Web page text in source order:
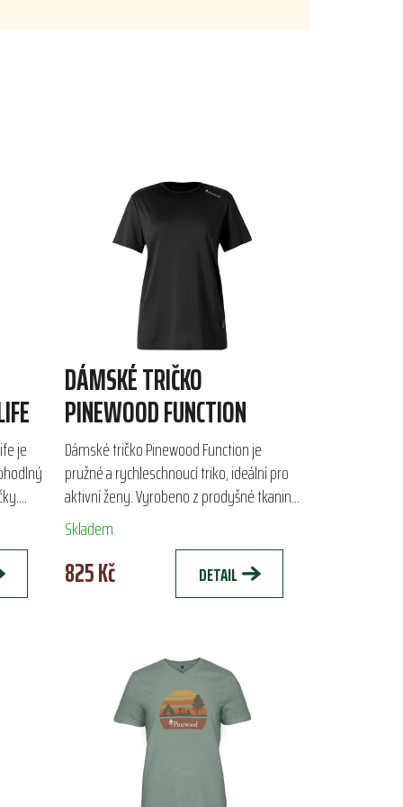
je
DÁMSKÉ TRIČKO
PINEWOOD FUNCTION
Dámské tričko Pinewood Function je
pružné a rychleschnoucí triko, ideální pro
aktivní ženy. Vyrobeno z prodyšné tkaniny
certifikované Oeko-Tex®, efektivně odvádí
vlhkost a...
Skladem
825 Kč DETAIL